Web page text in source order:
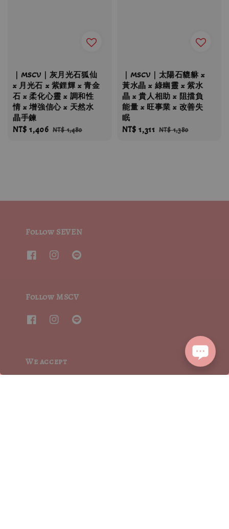
｜MSCV｜灰月光石狐仙
x 月光石 x 紫鋰輝 x 青金
石 x 柔化心靈 x 調和性
情 x 增強信心 x 天然水
晶手鍊
Sale
NT$ 1,406 Regular
NT$ 1,480
｜MSCV｜太陽石貔貅 x
黃水晶 x 綠幽靈 x 紫水
晶 x 貴人相助 x 阻擋負
能量 x 旺事業 x 改善失
眠
Sale
NT$ 1,311 Regular
NT$ 1,380
Follow SEVEN
Follow MSCV
We accept